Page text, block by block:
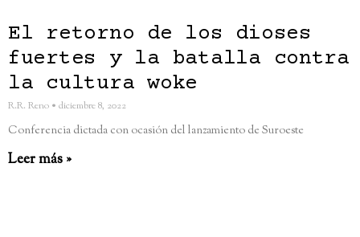
El retorno de los dioses
fuertes y la batalla contra
la cultura woke
R.R. Reno diciembre 8, 2022
Conferencia dictada con ocasión del lanzamiento de Suroeste
Leer más »